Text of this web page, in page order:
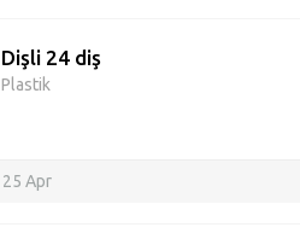
Dişli 24 diş
Plastik
25 Apr